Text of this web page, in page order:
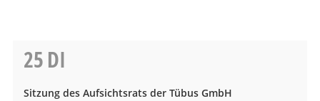
25DI
Sitzung des Aufsichtsrats der Tübus GmbH